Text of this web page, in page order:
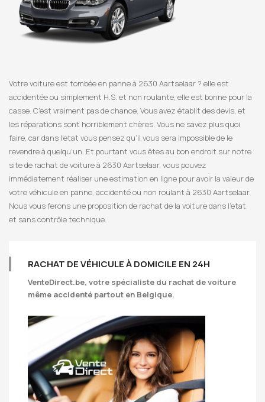
Votre voiture est tombée en panne à 2630 Aartselaar ? elle est
accidentée ou simplement H.S. et non roulante, elle est bonne pour la
casse. C’est vraiment pas de chance. Vous avez établit des devis, et
les réparations sont horriblement chères. Vous ne savez plus quoi
faire, car dans l’etat vous pensez qu’il vous sera impossible de le
revendre à quelqu’un. Et pourtant vous êtes au bon endroit sur notre
site de rachat de voiture à 2630 Aartselaar, vous pouvez
immédiatement réaliser une estimation en ligne pour avoir la valeur de
votre véhicule en panne, accidenté ou non roulant à 2630 Aartselaar.
Nous vous ferons une proposition de rachat de la voiture dans l’etat,
et sans contrôle technique.
RACHAT DE VÉHICULE À DOMICILE EN 24H
VenteDirect.be, votre spécialiste du rachat de voiture
même accidenté partout en Belgique.